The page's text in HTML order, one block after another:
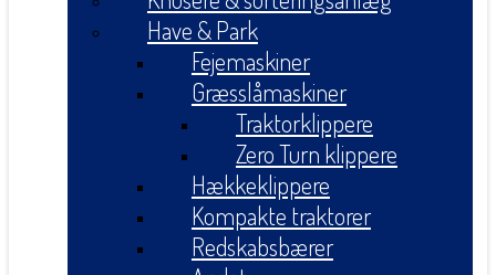
Have & Park
Fejemaskiner
Græsslåmaskiner
Traktorklippere
Zero Turn klippere
Hækkeklippere
Kompakte traktorer
Redskabsbærer